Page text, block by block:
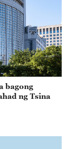
bagong
ng Tsina